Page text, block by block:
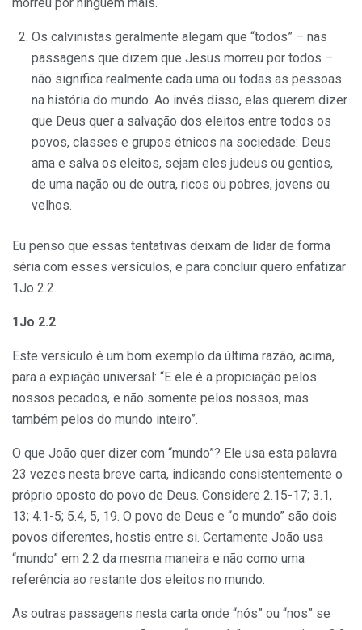
morreu por ninguém mais.
Os calvinistas geralmente alegam que “todos” – nas
passagens que dizem que Jesus morreu por todos –
não significa realmente cada uma ou todas as pessoas
na história do mundo. Ao invés disso, elas querem dizer
que Deus quer a salvação dos eleitos entre todos os
povos, classes e grupos étnicos na sociedade: Deus
ama e salva os eleitos, sejam eles judeus ou gentios,
de uma nação ou de outra, ricos ou pobres, jovens ou
velhos.
Eu penso que essas tentativas deixam de lidar de forma
séria com esses versículos, e para concluir quero enfatizar
1Jo 2.2.
1Jo 2.2
Este versículo é um bom exemplo da última razão, acima,
para a expiação universal: “E ele é a propiciação pelos
nossos pecados, e não somente pelos nossos, mas
também pelos do mundo inteiro”.
O que João quer dizer com “mundo”? Ele usa esta palavra
23 vezes nesta breve carta, indicando consistentemente o
próprio oposto do povo de Deus. Considere 2.15-17; 3.1,
13; 4.1-5; 5.4, 5, 19. O povo de Deus e “o mundo” são dois
povos diferentes, hostis entre si. Certamente João usa
“mundo” em 2.2 da mesma maneira e não como uma
referência ao restante dos eleitos no mundo.
As outras passagens nesta carta onde “nós” ou “nos” se